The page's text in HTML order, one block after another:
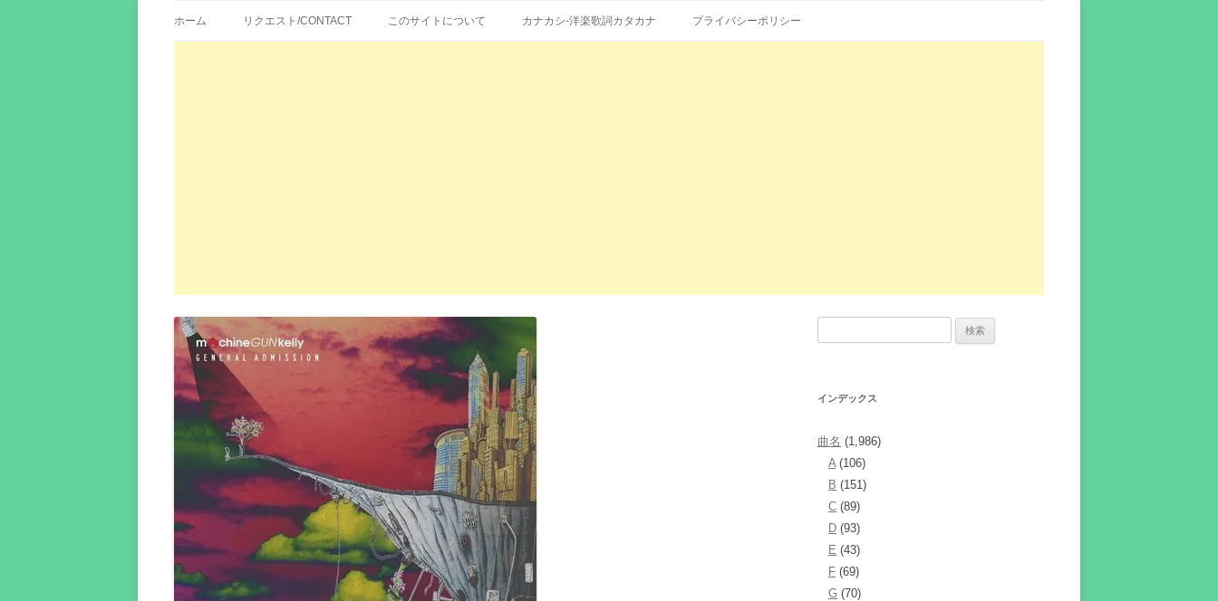
エイカシ | 洋楽歌詞の和訳、英語の意味、読み方
ン
ン
ホーム リクエスト/CONTACT このサイトについて カナカシ-洋楽歌詞カタカナ プライバシーポリシー
インデックス
曲名 (1,986)
A(106)
B (151)
C (89)
D (93)
E (43)
F (69)
G (70)